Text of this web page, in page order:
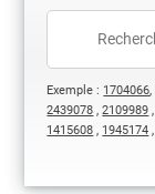
Exemple : 1704066,
2439078 ,2109989
1415608 , 1945174 ,